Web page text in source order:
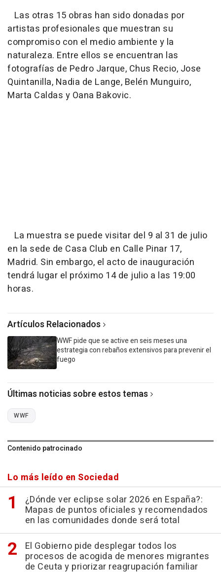
Las otras 15 obras han sido donadas por
artistas profesionales que muestran su
compromiso con el medio ambiente y la
naturaleza. Entre ellos se encuentran las
fotografías de Pedro Jarque, Chus Recio, Jose
Quintanilla, Nadia de Lange, Belén Munguiro,
Marta Caldas y Oana Bakovic.
La muestra se puede visitar del 9 al 31 de julio
en la sede de Casa Club en Calle Pinar 17,
Madrid. Sin embargo, el acto de inauguración
tendrá lugar el próximo 14 de julio a las 19:00
horas.
Artículos Relacionados
WWF pide que se active en seis meses una
estrategia con rebaños extensivos para prevenir el
fuego
Últimas noticias sobre estos temas
WWF
Contenido patrocinado
Lo más leído en Sociedad
¿Dónde ver eclipse solar 2026 en España?:
Mapas de puntos oficiales y recomendados
en las comunidades donde será total
El Gobierno pide desplegar todos los
procesos de acogida de menores migrantes
de Ceuta y priorizar reagrupación familiar